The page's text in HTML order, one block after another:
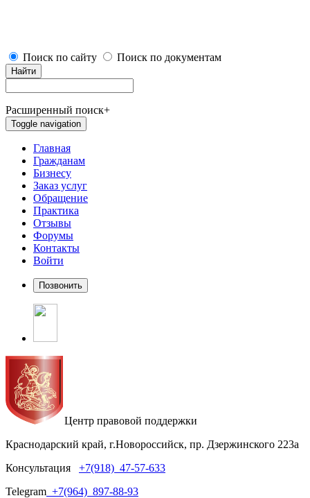
Поиск по сайту Поиск по документам
Найти
Расширенный поиск+
Toggle navigation
Главная
Гражданам
Бизнесу
Заказ услуг
Обращение
Практика
Отзывы
Форумы
Контакты
Войти
Центр правовой поддержки
Краснодарский край, г.Новороссийск, пр. Дзержинского 223а
Консультация +7(918) 47-57-633
Telegram +7(964) 897-88-93